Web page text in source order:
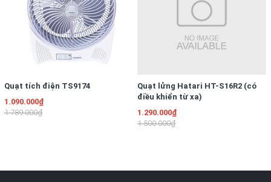
dạng dung môi vĩnh cửu được chứa trong các thanh sưởi khép
kín, truyền nhiệt nhanh và không bị hao mòn theo thời gian nên
trong suốt quá trình sử dụng người dùng không phải lo hết dầu
hay thay dầu, và hoàn toàn không hề có mùi hay gây mất tính
an toàn của sản phẩm.
Chi tiết các nút chức năng của máy sưởi dầu Saiko OR-5213T
- 13 thanh sưởi được thiết kế
những diện tích sử dụng khác nhau. Nút điều khiển công suất
Quạt tích điện TS9174
1.090.000₫
1.789.000₫
Quạt lửng Hatari HT-S16R2 (có
điều khiển từ xa)
1.290.000₫
1.500.000₫